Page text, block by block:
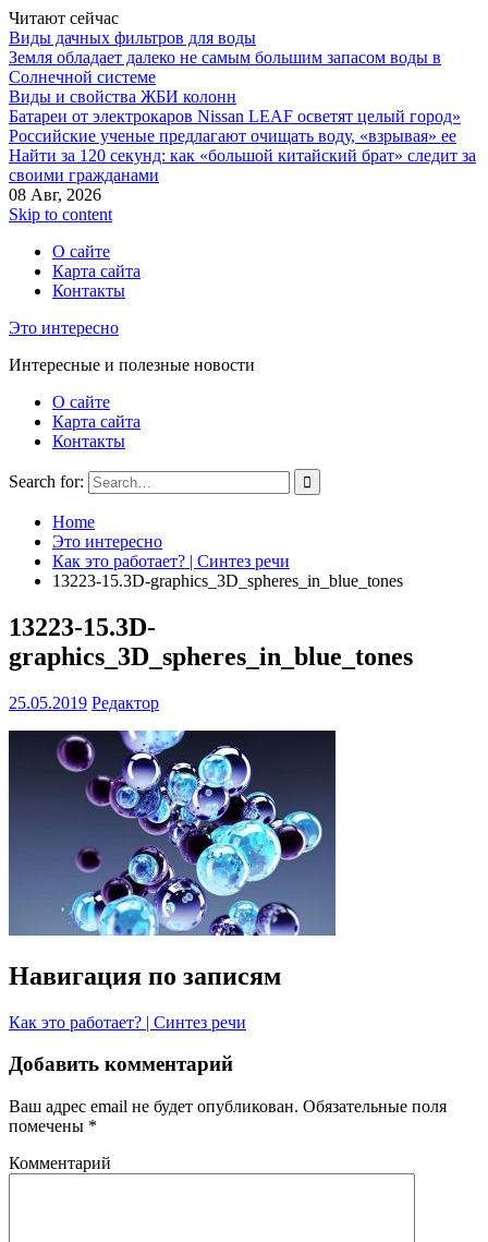
Читают сейчас
Виды дачных фильтров для воды
Земля обладает далеко не самым большим запасом воды в
Солнечной системе
Виды и свойства ЖБИ колонн
Батареи от электрокаров Nissan LEAF осветят целый город»
Российские ученые предлагают очищать воду, «взрывая» ее
Найти за 120 секунд: как «большой китайский брат» следит за
своими гражданами
08 Авг, 2026
Skip to content
О сайте
Карта сайта
Контакты
Это интересно
Интересные и полезные новости
О сайте
Карта сайта
Контакты
Search for:
Home
Это интересно
Как это работает? | Синтез речи
13223-15.3D-graphics_3D_spheres_in_blue_tones
13223-15.3D-
graphics_3D_spheres_in_blue_tones
25.05.2019 Редактор
Навигация по записям
Как это работает? | Синтез речи
Добавить комментарий
Ваш адрес email не будет опубликован. Обязательные поля
помечены *
Комментарий